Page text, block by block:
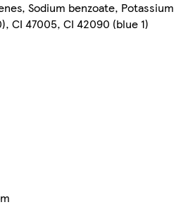
Sodium benzoate, Potassium
CI 47005, CI 42090 (blue 1)